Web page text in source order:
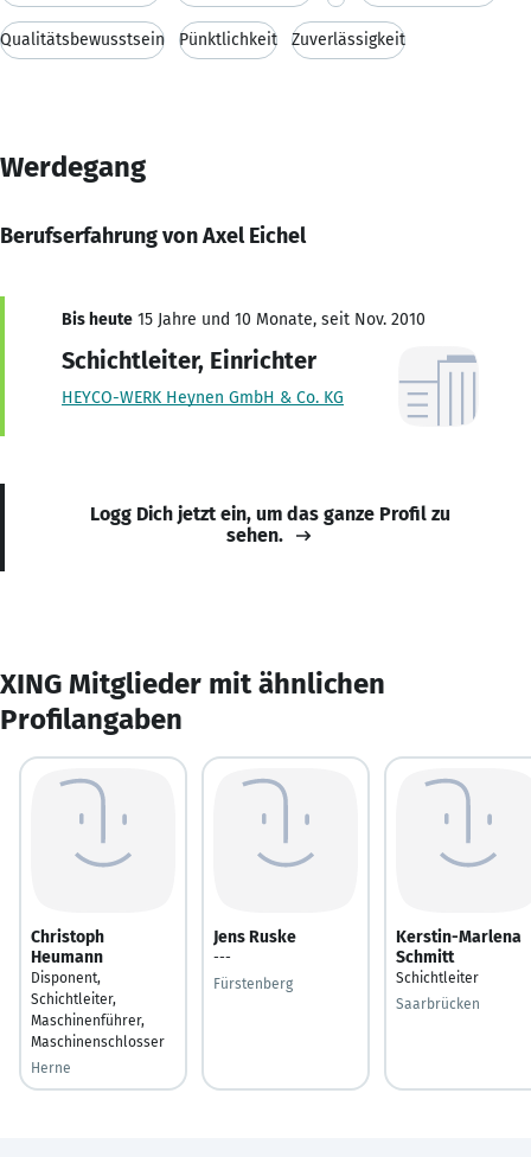
Qualitätsbewusstsein Pünktlichkeit Zuverlässigkeit
Werdegang
Berufserfahrung von Axel Eichel
Bis heute 15 Jahre und 10 Monate, seit Nov. 2010
Schichtleiter, Einrichter
HEYCO-WERK Heynen GmbH & Co. KG
Logg Dich jetzt ein, um das ganze Profil zu
sehen.
XING Mitglieder mit ähnlichen
Profilangaben
Christoph
Heumann
Disponent,
Schichtleiter,
Maschinenführer,
Maschinenschlosser
Herne
Jens Ruske
---
Fürstenberg
Kerstin-Marlena
Schmitt
Schichtleiter
Saarbrücken